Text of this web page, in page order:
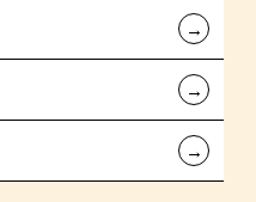
←
←
←